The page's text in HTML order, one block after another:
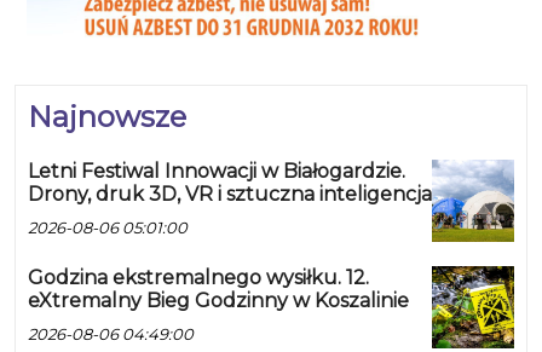
Najnowsze
Letni Festiwal Innowacji w Białogardzie.
Drony, druk 3D, VR i sztuczna inteligencja
2026-08-06 05:01:00
Godzina ekstremalnego wysiłku. 12.
eXtremalny Bieg Godzinny w Koszalinie
2026-08-06 04:49:00